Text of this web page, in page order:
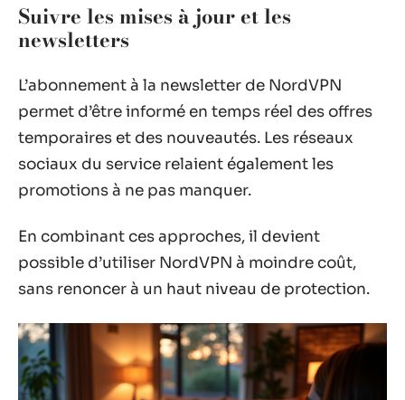
Suivre les mises à jour et les
newsletters
L’abonnement à la newsletter de NordVPN
permet d’être informé en temps réel des offres
temporaires et des nouveautés. Les réseaux
sociaux du service relaient également les
promotions à ne pas manquer.
En combinant ces approches, il devient
possible d’utiliser NordVPN à moindre coût,
sans renoncer à un haut niveau de protection.